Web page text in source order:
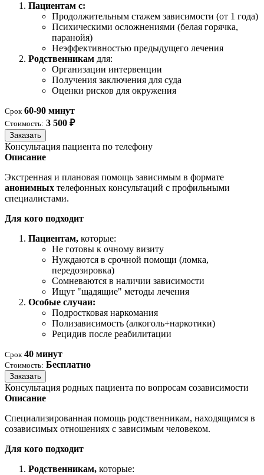
Пациентам с:
Продолжительным стажем зависимости (от 1 года)
Психическими осложнениями (белая горячка,
паранойя)
Неэффективностью предыдущего лечения
Родственникам для:
Организации интервенции
Получения заключения для суда
Оценки рисков для окружения
Срок 60-90 минут
Стоимость: 3 500 ₽
Заказать
Консультация пациента по телефону
Описание
Экстренная и плановая помощь зависимым в формате
анонимных телефонных консультаций с профильными
специалистами.
Для кого подходит
Пациентам, которые:
Не готовы к очному визиту
Нуждаются в срочной помощи (ломка,
передозировка)
Сомневаются в наличии зависимости
Ищут "щадящие" методы лечения
Особые случаи:
Подростковая наркомания
Полизависимость (алкоголь+наркотики)
Рецидив после реабилитации
Срок 40 минут
Стоимость: Бесплатно
Заказать
Консультация родных пациента по вопросам созависимости
Описание
Специализированная помощь родственникам, находящимся в
созависимых отношениях с зависимым человеком.
Для кого подходит
Родственникам, которые: